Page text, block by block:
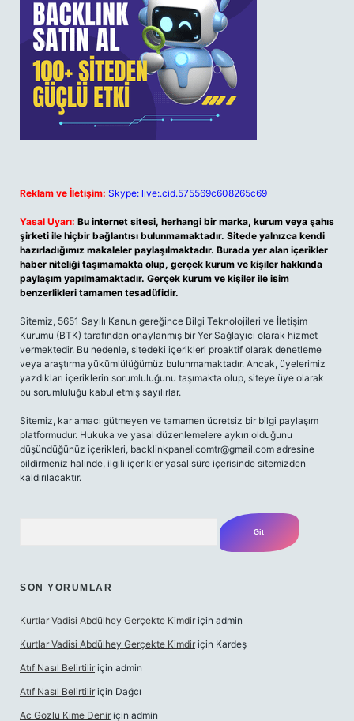
Reklam ve İletişim: Skype: live:.cid.575569c608265c69
Yasal Uyarı: Bu internet sitesi, herhangi bir marka, kurum veya şahıs
şirketi ile hiçbir bağlantısı bulunmamaktadır. Sitede yalnızca kendi
hazırladığımız makaleler paylaşılmaktadır. Burada yer alan içerikler
haber niteliği taşımamakta olup, gerçek kurum ve kişiler hakkında
paylaşım yapılmamaktadır. Gerçek kurum ve kişiler ile isim
benzerlikleri tamamen tesadüfidir.
Sitemiz, 5651 Sayılı Kanun gereğince Bilgi Teknolojileri ve İletişim
Kurumu (BTK) tarafından onaylanmış bir Yer Sağlayıcı olarak hizmet
vermektedir. Bu nedenle, sitedeki içerikleri proaktif olarak denetleme
veya araştırma yükümlülüğümüz bulunmamaktadır. Ancak, üyelerimiz
yazdıkları içeriklerin sorumluluğunu taşımakta olup, siteye üye olarak
bu sorumluluğu kabul etmiş sayılırlar.
Sitemiz, kar amacı gütmeyen ve tamamen ücretsiz bir bilgi paylaşım
platformudur. Hukuka ve yasal düzenlemelere aykırı olduğunu
düşündüğünüz içerikleri, backlinkpanelicomtr@gmail.com adresine
bildirmeniz halinde, ilgili içerikler yasal süre içerisinde sitemizden
kaldırılacaktır.
SON YORUMLAR
Kurtlar Vadisi Abdülhey Gerçekte Kimdir için admin
Kurtlar Vadisi Abdülhey Gerçekte Kimdir için Kardeş
Atıf Nasıl Belirtilir için admin
Atıf Nasıl Belirtilir için Dağcı
Ac Gozlu Kime Denir için admin